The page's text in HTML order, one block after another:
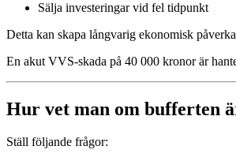
Sälja investeringar vid fel tidpunkt
Detta kan skapa långvarig ekonomisk
En akut VVS-skada på 40 000 kronor är
Hur vet man om bufferten
Ställ följande frågor: